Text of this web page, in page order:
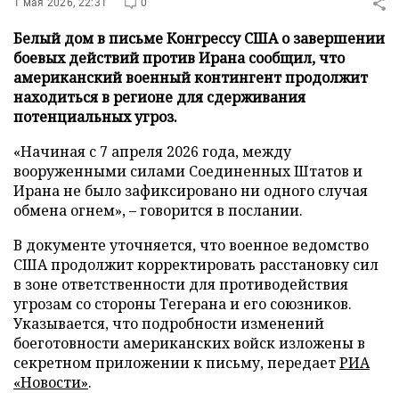
1 мая 2026, 22:31 0
Белый дом в письме Конгрессу США о завершении
боевых действий против Ирана сообщил, что
американский военный контингент продолжит
находиться в регионе для сдерживания
потенциальных угроз.
«Начиная с 7 апреля 2026 года, между
вооруженными силами Соединенных Штатов и
Ирана не было зафиксировано ни одного случая
обмена огнем», – говорится в послании.
В документе уточняется, что военное ведомство
США продолжит корректировать расстановку сил
в зоне ответственности для противодействия
угрозам со стороны Тегерана и его союзников.
Указывается, что подробности изменений
боеготовности американских войск изложены в
секретном приложении к письму, передаетРИА
«Новости».